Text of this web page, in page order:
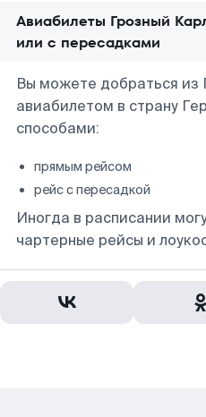
Авиабилеты Грозный
или с пересадками
Вы можете добраться из
авиабилетом в страну
способами:
прямым рейсом
рейс с пересадкой
Иногда в расписании
чартерные рейсы и